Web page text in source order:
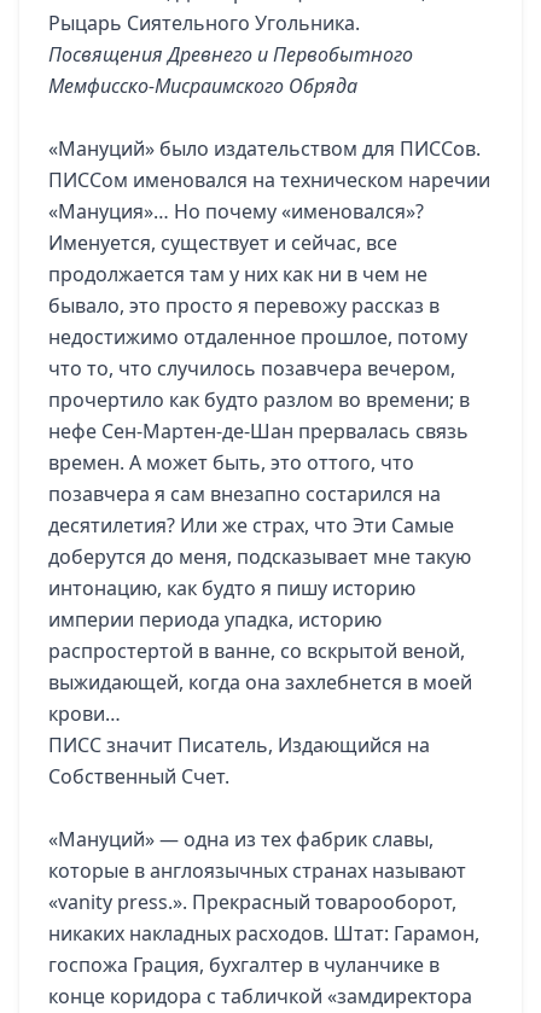
Рыцарь Сиятельного Угольника.
Посвящения Древнего и Первобытного
Мемфисско-Мисраимского Обряда
«Мануций» было издательством для ПИССов.
ПИССом именовался на техническом наречии
«Мануция»… Но почему «именовался»?
Именуется, существует и сейчас, все
продолжается там у них как ни в чем не
бывало, это просто я перевожу рассказ в
недостижимо отдаленное прошлое, потому
что то, что случилось позавчера вечером,
прочертило как будто разлом во времени; в
нефе Сен-Мартен-де-Шан прервалась связь
времен. А может быть, это оттого, что
позавчера я сам внезапно состарился на
десятилетия? Или же страх, что Эти Самые
доберутся до меня, подсказывает мне такую
интонацию, как будто я пишу историю
империи периода упадка, историю
распростертой в ванне, со вскрытой веной,
выжидающей, когда она захлебнется в моей
крови…
ПИСС значит Писатель, Издающийся на
Собственный Счет.
«Мануций» — одна из тех фабрик славы,
которые в англоязычных странах называют
«vanity press.». Прекрасный товарооборот,
никаких накладных расходов. Штат: Гарамон,
госпожа Грация, бухгалтер в чуланчике в
конце коридора с табличкой «замдиректора